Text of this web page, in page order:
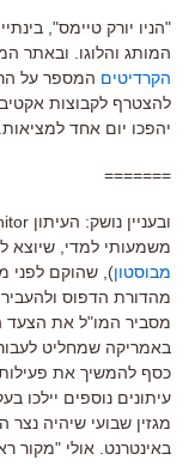
"הניו יורק טיימס",
המותג והלוגו. ובאתר
הקרדיטים המספר על
להצטרף לקבוצות
יהפכו יום אחד למציאות.
=======
משמעותי למדי, שיוצא
מבוסטון), שהוקם לפני
מהדורת הדפוס
מסביר המו"ל את הצעד
באמריקה שמחליט לעבור
כסף להמשיך את
עיתונים נוספים יילכו
מגזין שבועי שיהיה
באינטרנט. אולי "מקור